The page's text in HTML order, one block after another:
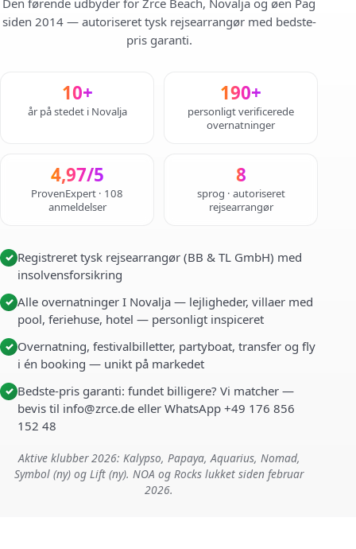
siden 2014 — autoriseret tysk rejsearrangør med bedste-
pris garanti.
10+
år på stedet i Novalja
190+
personligt verificerede
overnatninger
4,97/5
ProvenExpert · 108
anmeldelser
8
sprog · autoriseret
rejsearrangør
✓ Registreret tysk rejsearrangør (BB & TL GmbH) med
insolvensforsikring
✓ Alle overnatninger I Novalja — lejligheder, villaer med
pool, feriehuse, hotel — personligt inspiceret
✓ Overnatning, festivalbilletter, partyboat, transfer og fly
i én booking — unikt på markedet
✓ Bedste-pris garanti: fundet billigere? Vi matcher —
bevis til info@zrce.de eller WhatsApp +49 176 856
152 48
Aktive klubber 2026: Kalypso, Papaya, Aquarius, Nomad,
Symbol (ny) og Lift (ny). NOA og Rocks lukket siden februar
2026.